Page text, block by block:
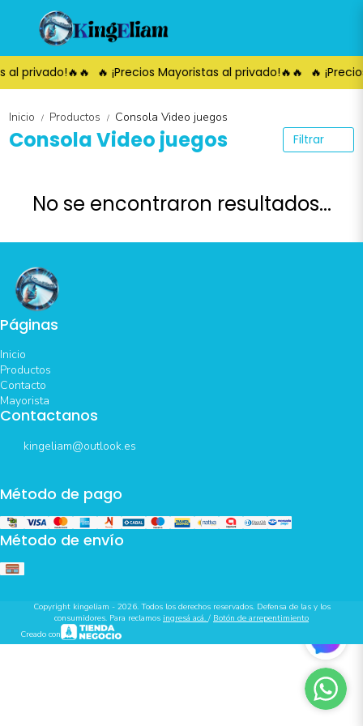
al privado!🔥🔥 🔥 ¡Precios Mayoristas al privado!🔥🔥 🔥
Inicio / Productos / Consola Video juegos
Consola Video juegos Filtrar
No se encontraron resultados...
Páginas
Inicio
Productos
Contacto
Mayorista
Contactanos
kingeliam@outlook.es
Método de pago
Método de envío
Copyright kingeliam - 2026. Todos los derechos reservados. Defensa de las y los
consumidores. Para reclamos ingresá acá. / Botón de arrepentimiento
Creado con